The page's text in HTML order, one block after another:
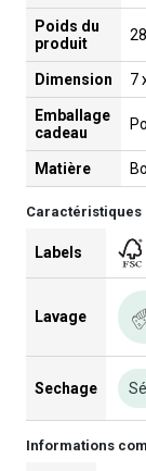
Poids du
produit
Dimension 7
Emballage
cadeau
Matière
Caractéristiques
Labels
Lavage
Sechage
Informations